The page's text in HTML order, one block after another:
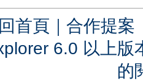
回首頁 ｜ 合作提案
6.0 以上
的